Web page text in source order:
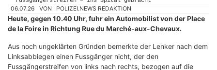
06.07.26 VON POLIZEI.NEWS REDAKTION
Heute, gegen 10.40 Uhr, fuhr ein Automobilist von der Place
de la Foire in Richtung Rue du Marché-aux-Chevaux.
Aus noch ungeklärten Gründen bemerkte der Lenker nach dem
Linksabbiegen einen Fussgänger nicht, der den
Fussgängerstreifen von links nach rechts, bezogen auf die